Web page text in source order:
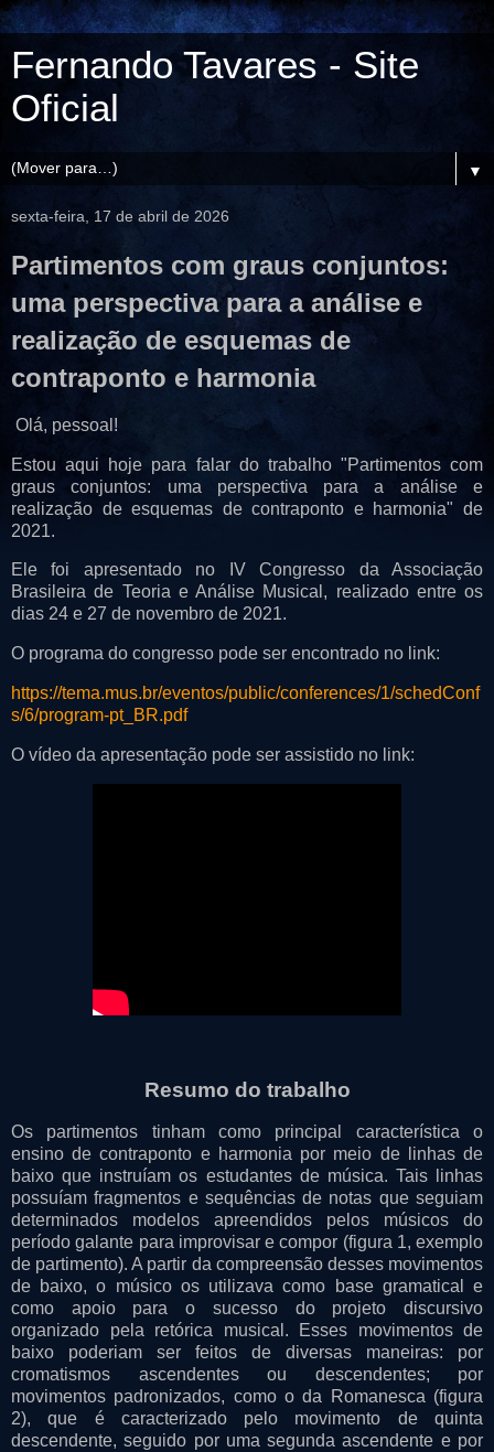
Fernando Tavares - Site
Oficial
▼
sexta-feira, 17 de abril de 2026
Partimentos com graus conjuntos:
uma perspectiva para a análise e
realização de esquemas de
contraponto e harmonia
Olá, pessoal!
Estou aqui hoje para falar do trabalho "Partimentos com
graus conjuntos: uma perspectiva para a análise e
realização de esquemas de contraponto e harmonia" de
2021.
Ele foi apresentado no IV Congresso da Associação
Brasileira de Teoria e Análise Musical, realizado entre os
dias 24 e 27 de novembro de 2021.
O programa do congresso pode ser encontrado no link:
https://tema.mus.br/eventos/public/conferences/1/schedConf
s/6/program-pt_BR.pdf
O vídeo da apresentação pode ser assistido no link:
Resumo do trabalho
Os partimentos tinham como principal característica o
ensino de contraponto e harmonia por meio de linhas de
baixo que instruíam os estudantes de música. Tais linhas
possuíam fragmentos e sequências de notas que seguiam
determinados modelos apreendidos pelos músicos do
período galante para improvisar e compor (figura 1, exemplo
de partimento). A partir da compreensão desses movimentos
de baixo, o músico os utilizava como base gramatical e
como apoio para o sucesso do projeto discursivo
organizado pela retórica musical. Esses movimentos de
baixo poderiam ser feitos de diversas maneiras: por
cromatismos ascendentes ou descendentes; por
movimentos padronizados, como o da Romanesca (figura
2), que é caracterizado pelo movimento de quinta
descendente, seguido por uma segunda ascendente e por